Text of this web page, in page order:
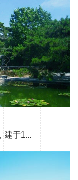
建于1...